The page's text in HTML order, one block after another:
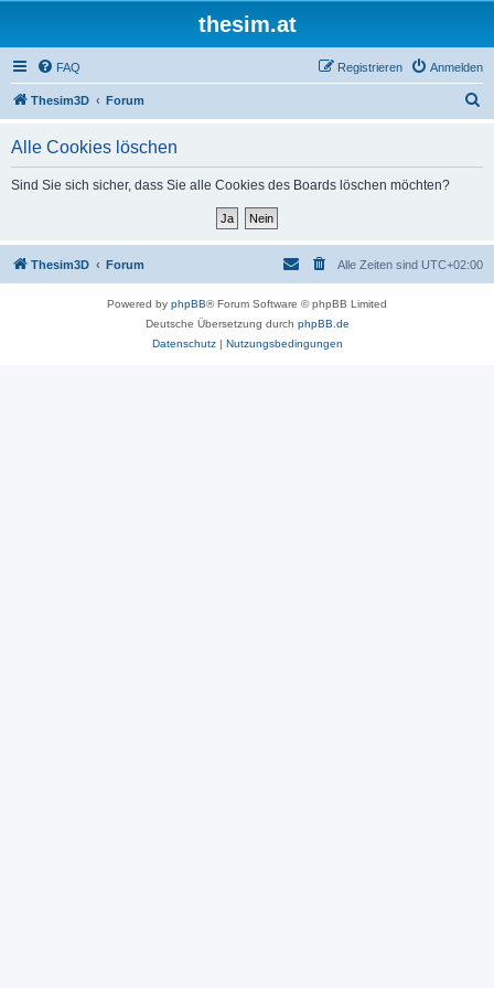
thesim.at
FAQ Anmelden
Registrieren
Thesim3D Forum
Alle Cookies löschen
Sind Sie sich sicher, dass Sie alle Cookies des Boards löschen möchten?
Thesim3D Forum Alle Zeiten sind UTC+02:00
Powered by phpBB® Forum Software © phpBB Limited
Deutsche Übersetzung durch phpBB.de
Datenschutz| Nutzungsbedingungen